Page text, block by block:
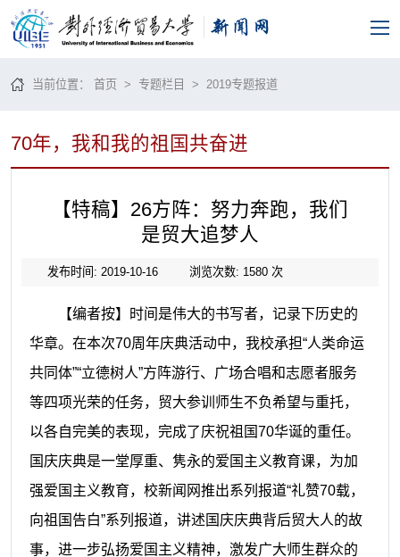
当前位置：首页 >专题栏目 > 2019专题报道
70年，我和我的祖国共奋进
【特稿】26方阵：努力奔跑，我们
是贸大追梦人
发布时间: 2019-10-16 浏览次数: 1580次
【编者按】时间是伟大的书写者，记录下历史的
华章。在本次70周年庆典活动中，我校承担“人类命运
共同体”“立德树人”方阵游行、广场合唱和志愿者服务
等四项光荣的任务，贸大参训师生不负希望与重托，
以各自完美的表现，完成了庆祝祖国70华诞的重任。
国庆庆典是一堂厚重、隽永的爱国主义教育课，为加
强爱国主义教育，校新闻网推出系列报道“礼赞70载，
向祖国告白”系列报道，讲述国庆庆典背后贸大人的故
事，进一步弘扬爱国主义精神，激发广大师生群众的